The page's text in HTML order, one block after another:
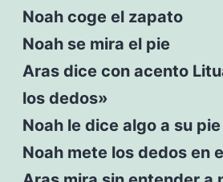
Noah coge el zapato
Noah se mira el pie
Aras dice con acento
los dedos»
Noah le dice algo a su
Noah mete los dedos en